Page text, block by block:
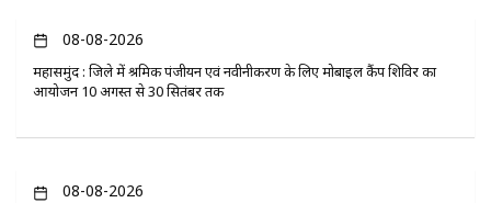
08-08-2026
महासमुंद : जिले में श्रमिक पंजीयन एवं नवीनीकरण के लिए मोबाइल कैंप शिविर का
आयोजन 10 अगस्त से 30 सितंबर तक
08-08-2026